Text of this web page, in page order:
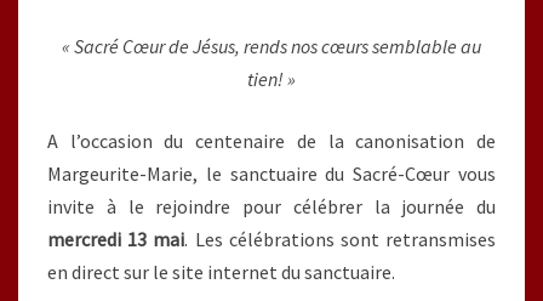
« Sacré Cœur de Jésus, rends nos cœurs semblable au
tien! »
A l’occasion du centenaire de la canonisation de
Margeurite-Marie, le sanctuaire du Sacré-Cœur vous
invite à le rejoindre pour célébrer la journée du
mercredi 13 mai. Les célébrations sont retransmises
en direct sur le site internet du sanctuaire.